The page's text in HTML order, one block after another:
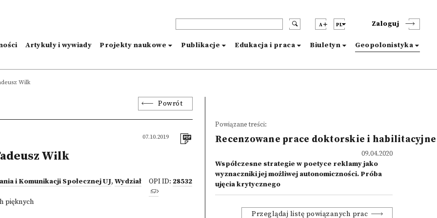
A PL Zaloguj
Artykuły i wywiady Projekty naukowe Publikacje Edukacja i praca Biuletyn Geopolonistyka
Wilk
Powrót
07.10.2019
Wilk
i Komunikacji Społecznej UJ, Wydział
pięknych
OPI ID: 28532
Powiązane treści:
Recenzowane prace doktorskie i habilitacyjne
09.04.2020
Współczesne strategie w poetyce reklamy jako
wyznaczniki jej możliwej autonomiczności. Próba
ujęcia krytycznego
Przeglądaj listę powiązanych prac